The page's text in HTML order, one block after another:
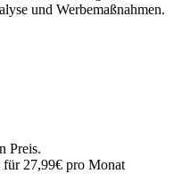
und Werbemaßnahmen.
Preis.
für 27,99€ pro Monat